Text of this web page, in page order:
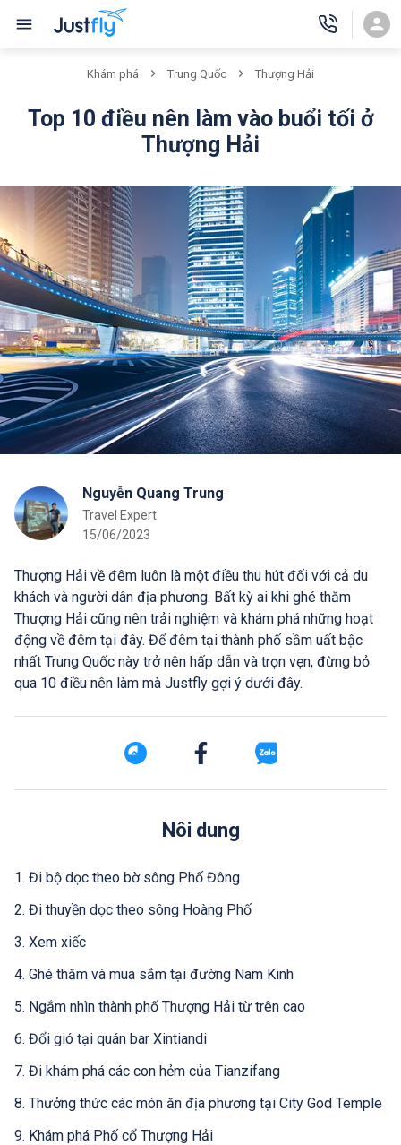
Khám phá Trung Quốc Thượng Hải
Top 10 điều nên làm vào buổi tối ở
Thượng Hải
Nguyễn Quang Trung
Travel Expert
15/06/2023
Thượng Hải về đêm luôn là một điều thu hút đối với cả du
khách và người dân địa phương. Bất kỳ ai khi ghé thăm
Thượng Hải cũng nên trải nghiệm và khám phá những hoạt
động về đêm tại đây. Để đêm tại thành phố sầm uất bậc
nhất Trung Quốc này trở nên hấp dẫn và trọn vẹn, đừng bỏ
qua 10 điều nên làm mà Justfly gợi ý dưới đây.
Nôi dung
1. Đi bộ dọc theo bờ sông Phố Đông
2. Đi thuyền dọc theo sông Hoàng Phố
3. Xem xiếc
4. Ghé thăm và mua sắm tại đường Nam Kinh
5. Ngắm nhìn thành phố Thượng Hải từ trên cao
6. Đổi gió tại quán bar Xintiandi
7. Đi khám phá các con hẻm của Tianzifang
8. Thưởng thức các món ăn địa phương tại City God Temple
9. Khám phá Phố cổ Thượng Hải